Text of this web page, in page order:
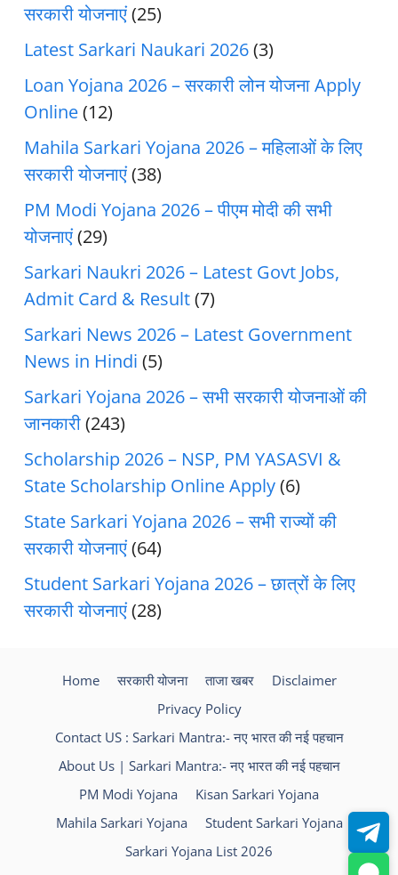
सरकारी योजनाएं(25)
Latest Sarkari Naukari 2026(3)
Loan Yojana 2026 – सरकारी लोन योजना Apply
Online(12)
Mahila Sarkari Yojana 2026 – महिलाओं के लिए
सरकारी योजनाएं(38)
PM Modi Yojana 2026 – पीएम मोदी की सभी
योजनाएं(29)
Sarkari Naukri 2026 – Latest Govt Jobs,
Admit Card & Result(7)
Sarkari News 2026 – Latest Government
News in Hindi (5)
Sarkari Yojana 2026 – सभी सरकारी योजनाओं की
जानकारी(243)
Scholarship 2026 – NSP, PM YASASVI &
State Scholarship Online Apply(6)
State Sarkari Yojana 2026 – सभी राज्यों की
सरकारी योजनाएं(64)
Student Sarkari Yojana 2026 – छात्रों के लिए
सरकारी योजनाएं(28)
Home सरकारी योजना ताजा खबर
Disclaimer
Privacy Policy
Contact US : Sarkari Mantra:- नए भारत की नई पहचान
About Us | Sarkari Mantra:- नए भारत की नई पहचान
PM Modi Yojana
Kisan Sarkari Yojana
Mahila Sarkari Yojana
Student Sarkari Yojana
Sarkari Yojana List 2026